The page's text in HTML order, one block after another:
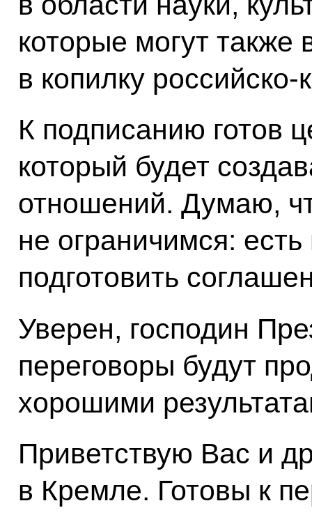
которые могут также
в копилку
К подписанию готов
который будет
отношений. Думаю,
не ограничимся:
подготовить
Уверен, господин
переговоры будут
хорошими
Приветствую Вас и
в Кремле. Готовы к